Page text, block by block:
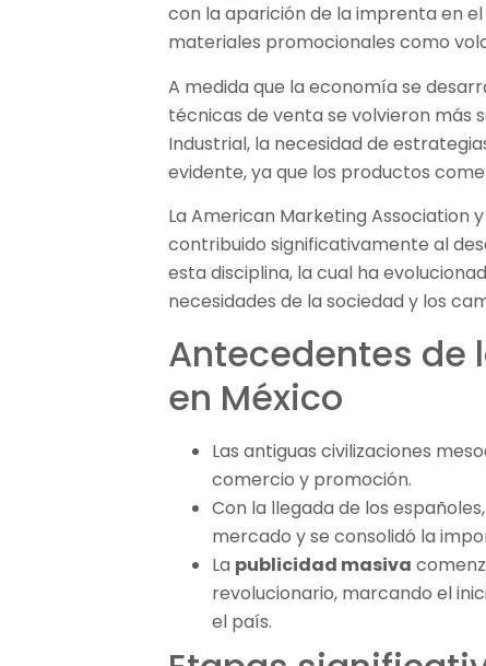
con la aparición de la imprenta en
materiales promocionales como
A medida que la economía se
técnicas de venta se volvieron más
Industrial, la necesidad de
evidente, ya que los productos
La American Marketing Association
contribuido significativamente al
esta disciplina, la cual ha
necesidades de la sociedad y los
Antecedentes de
en México
Las antiguas civilizaciones
comercio y promoción.
Con la llegada de los
mercado y se consolidó la
La publicidad masiva
revolucionario, marcando el
el país.